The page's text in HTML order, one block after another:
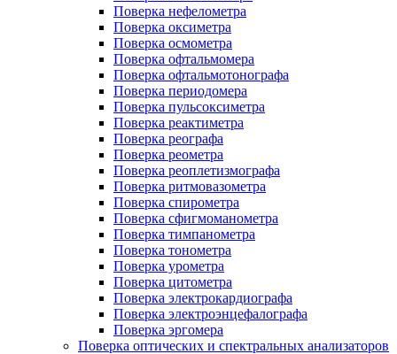
Поверка нефелометра
Поверка оксиметра
Поверка осмометра
Поверка офтальмомера
Поверка офтальмотонографа
Поверка периодомера
Поверка пульсоксиметра
Поверка реактиметра
Поверка реографа
Поверка реометра
Поверка реоплетизмографа
Поверка ритмовазометра
Поверка спирометра
Поверка сфигмоманометра
Поверка тимпанометра
Поверка тонометра
Поверка урометра
Поверка цитометра
Поверка электрокардиографа
Поверка электроэнцефалографа
Поверка эргомера
Поверка оптических и спектральных анализаторов